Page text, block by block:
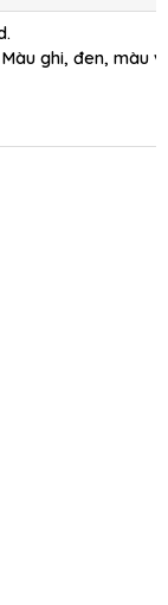
ghi, đen, màu